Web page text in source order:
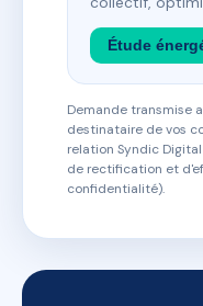
Étude
Demande transmise
destinataire de vos
relation Syndic
de rectification et
confidentialité).